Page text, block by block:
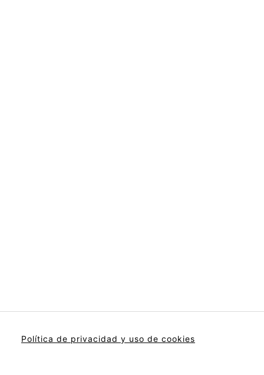
Política de privacidad y uso de cookies